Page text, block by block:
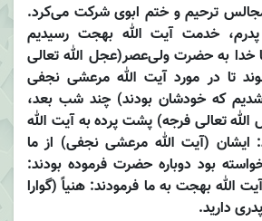
ترحیم و ختم ابوی شرکت می‌کرد.
خدمت آیت الله بهجت رسیدیم
خدا به حضرت ولی‌عصر‌(عجل الله تعالی
تا در مورد آیت الله مرعشی نجفی
شدیم که خودشان بودند) چند شب بعد،
تعالی فرجه) پشت پرده به آیت الله
ایشان (آیت الله مرعشی نجفی) از ما
بود دوباره حضرت فرموده‌ بودند:
الله بهجت به ما فرمودند: هنیاً (گوارا
دارید.